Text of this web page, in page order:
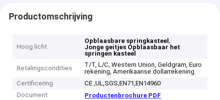
Productomschrijving
Hoog licht
Opblaasbare springkasteel,
Jonge geitjes Opblaasbaar het
springen kasteel
Betalingscondities
T/T, L/C, Western Union, Geldgram, Euro
rekening, Amerikaanse dollarrekening
Certificering
CE ,UL,SGS,EN71,EN14960
Document
Productenbrochure PDF